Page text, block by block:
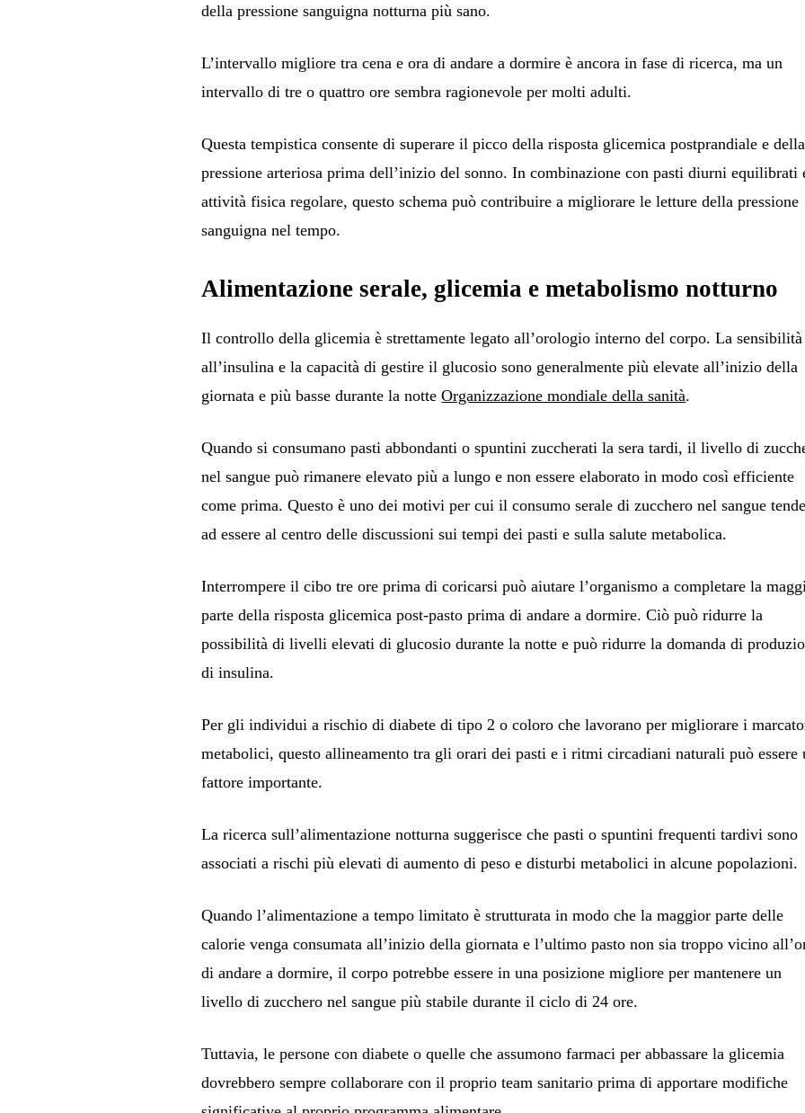
della pressione sanguigna notturna più sano.
L’intervallo migliore tra cena e ora di andare a dormire è ancora in fase di ricerca, ma un
intervallo di tre o quattro ore sembra ragionevole per molti adulti.
Questa tempistica consente di superare il picco della risposta glicemica postprandiale e della
pressione arteriosa prima dell’inizio del sonno. In combinazione con pasti diurni equilibrati
attività fisica regolare, questo schema può contribuire a migliorare le letture della pressione
sanguigna nel tempo.
Alimentazione serale, glicemia e metabolismo notturno
Il controllo della glicemia è strettamente legato all’orologio interno del corpo. La sensibilità
all’insulina e la capacità di gestire il glucosio sono generalmente più elevate all’inizio della
giornata e più basse durante la notteOrganizzazione mondiale della sanità.
Quando si consumano pasti abbondanti o spuntini zuccherati la sera tardi, il livello di
nel sangue può rimanere elevato più a lungo e non essere elaborato in modo così efficiente
come prima. Questo è uno dei motivi per cui il consumo serale di zucchero nel sangue tende
ad essere al centro delle discussioni sui tempi dei pasti e sulla salute metabolica.
Interrompere il cibo tre ore prima di coricarsi può aiutare l’organismo a completare la
parte della risposta glicemica post-pasto prima di andare a dormire. Ciò può ridurre la
possibilità di livelli elevati di glucosio durante la notte e può ridurre la domanda di
di insulina.
Per gli individui a rischio di diabete di tipo 2 o coloro che lavorano per migliorare i
metabolici, questo allineamento tra gli orari dei pasti e i ritmi circadiani naturali può essere
fattore importante.
La ricerca sull’alimentazione notturna suggerisce che pasti o spuntini frequenti tardivi sono
associati a rischi più elevati di aumento di peso e disturbi metabolici in alcune popolazioni.
Quando l’alimentazione a tempo limitato è strutturata in modo che la maggior parte delle
calorie venga consumata all’inizio della giornata e l’ultimo pasto non sia troppo vicino
di andare a dormire, il corpo potrebbe essere in una posizione migliore per mantenere un
livello di zucchero nel sangue più stabile durante il ciclo di 24 ore.
Tuttavia, le persone con diabete o quelle che assumono farmaci per abbassare la glicemia
dovrebbero sempre collaborare con il proprio team sanitario prima di apportare modifiche